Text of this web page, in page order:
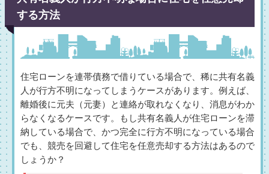
する方法
住宅ローンを連帯債務で借りている場合で、稀に共有名義
人が行方不明になってしまうケースがあります。例えば、
離婚後に元夫（元妻）と連絡が取れなくなり、消息がわか
らなくなるケースです。もし共有名義人が住宅ローンを滞
納している場合で、かつ完全に行方不明になっている場合
でも、競売を回避して住宅を任意売却する方法はあるので
しょうか？